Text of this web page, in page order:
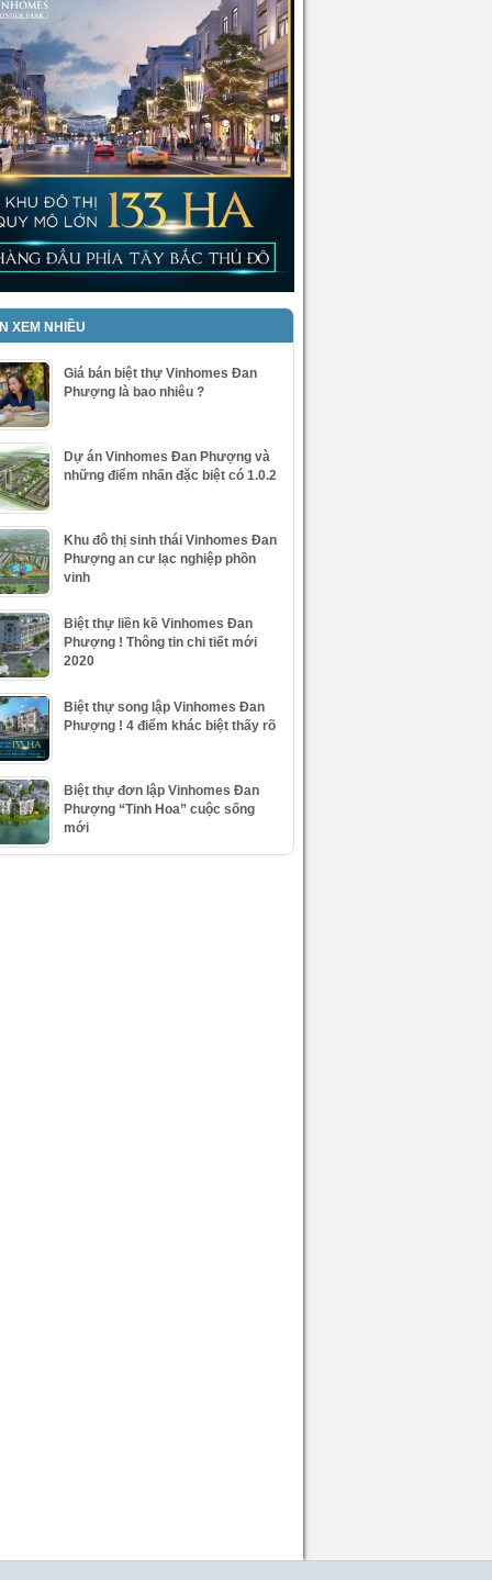
XEM NHIỀU
Giá bán biệt thự Vinhomes Đan
Phượng là bao nhiêu ?
Dự án Vinhomes Đan Phượng và
những điểm nhấn đặc biệt có 1.0.2
Khu đô thị sinh thái Vinhomes Đan
Phượng an cư lạc nghiệp phồn
vinh
Biệt thự liền kề Vinhomes Đan
Phượng ! Thông tin chi tiết mới
2020
Biệt thự song lập Vinhomes Đan
Phượng ! 4 điểm khác biệt thấy rõ
Biệt thự đơn lập Vinhomes Đan
Phượng “Tinh Hoa” cuộc sống
mới